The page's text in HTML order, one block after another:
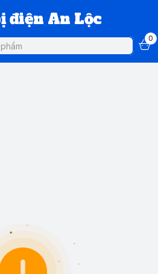
điện An Lộc
0